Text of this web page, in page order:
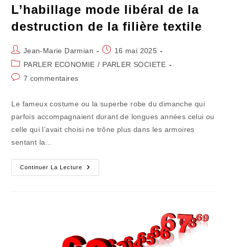
L’habillage mode libéral de la
destruction de la filière textile
Auteur/autrice
de
publication :
Jean-Marie Darmian
Publication
publiée :
16 mai 2025
Post
category:
PARLER ECONOMIE / PARLER SOCIETE
Commentaires
7 commentaires
Le fameux costume ou la superbe robe du dimanche qui
parfois accompagnaient durant de longues années celui ou
celle qui l’avait choisi ne trône plus dans les armoires
sentant la…
Continuer La Lecture
L’habillage
Mode